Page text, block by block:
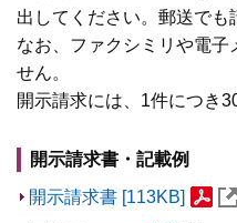
出してください。郵送でも
なお、ファクシミリや電子
せん。
開示請求には、1件につき
開示請求書・記載例
開示請求書 [113KB]